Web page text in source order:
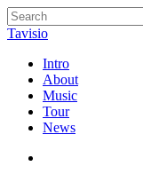
Skip
to
content
Close
Tavisio
search
Menu
Intro
About
Music
Tour
News